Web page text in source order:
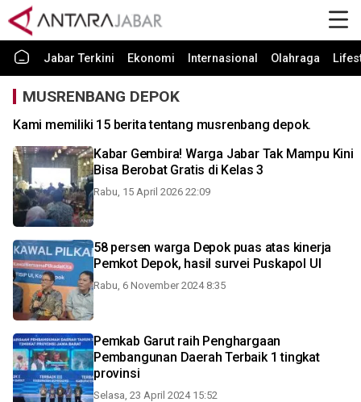
Jabar Terkini Ekonomi Internasional Olahraga
MUSRENBANG DEPOK
Kami memiliki 15 berita tentang musrenbang depok.
Kabar Gembira! Warga Jabar Tak Mampu Kini
Bisa Berobat Gratis di Kelas 3
Rabu, 15 April 2026 22:09
58 persen warga Depok puas atas kinerja
Pemkot Depok, hasil survei Puskapol UI
Rabu, 6 November 2024 8:35
Pemkab Garut raih Penghargaan
Pembangunan Daerah Terbaik 1 tingkat
provinsi
Selasa, 23 April 2024 15:52